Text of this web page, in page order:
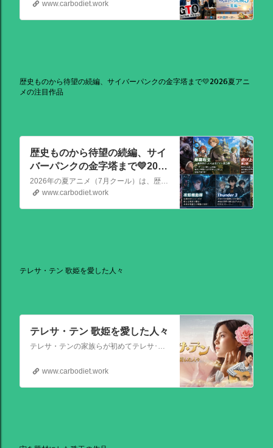
月期（夏ドラマ）
www.carbodiet.work
歴史ものから待望の続編、サイバーパンクの金字塔まで💛2026夏アニ
メの注目作品
歴史ものから待望の続編、サイ
バーパンクの金字塔まで💛2026
夏アニメの注目作品
www.carbodiet.work
テレサ・テン 歌姫を愛した人々
テレサ・テン 歌姫を愛した人々
テレサ・テンの家族らが初めてテレサ･テンの伝記的物語の撮影を許可した作品。テレサ・テンの伝説的な人生を誕生から描く。彼女がいかにして歌の道に踏み出し、いかにして一代の女王となったか、そしてその過程でいかにして苦悩と困難を乗り越えたか、その物語が披露される。
www.carbodiet.work